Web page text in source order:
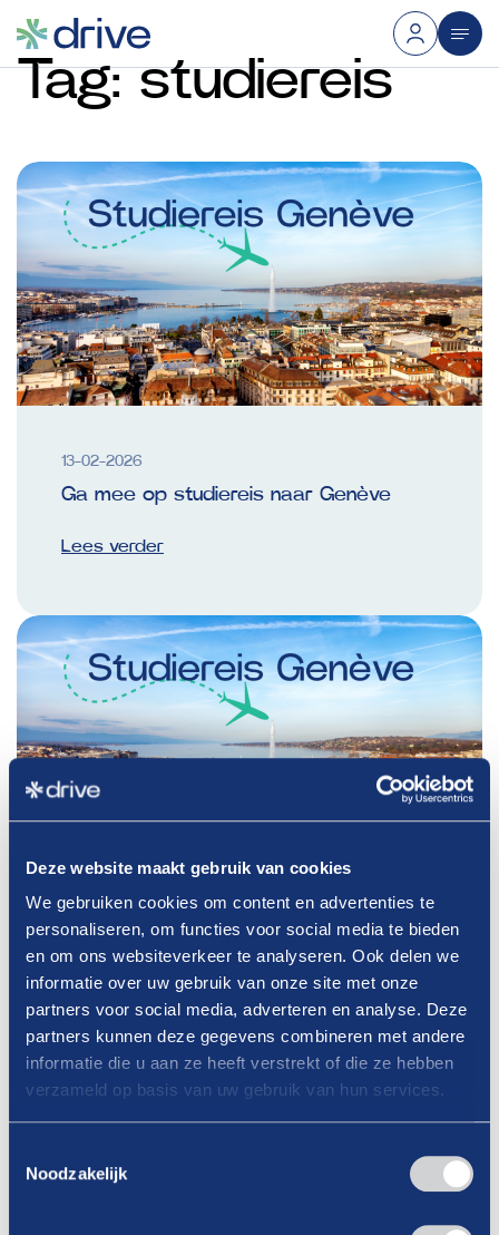
Deze website maakt gebruik van cookies
We gebruiken cookies om content en advertenties te
personaliseren, om functies voor social media te bieden
en om ons websiteverkeer te analyseren. Ook delen we
informatie over uw gebruik van onze site met onze
partners voor social media, adverteren en analyse. Deze
partners kunnen deze gegevens combineren met andere
informatie die u aan ze heeft verstrekt of die ze hebben
verzameld op basis van uw gebruik van hun services.
Noodzakelijk
Tag: studiereis
13-02-2026
Ga mee op studiereis naar Genève
Lees verder
29-01-2026
Ga mee op studiereis met Drive naar
Genève
Lees verder